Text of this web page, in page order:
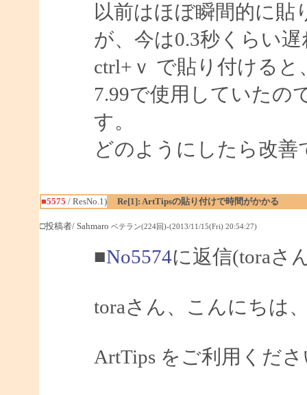
以前はほぼ瞬間的に
が、今は0.3秒くらい
ctrl+ｖ で貼り付ける
7.99で使用していたの
す。
どのようにしたら改
■5575 / ResNo.1) Re[1]: ArtTipsの貼り付けで時間がかかる
□投稿者/ Sahmaro ベテラン(224回)-(2013/11/15(Fri) 20:54:27)
■No5574に返信(toraさ
toraさん、こんにちは
ArtTips をご利用くだ